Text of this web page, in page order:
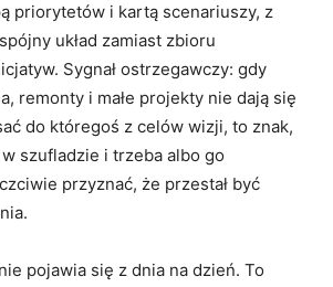
priorytetów i kartą scenariuszy, z
układ zamiast zbioru
Sygnał ostrzegawczy: gdy
remonty i małe projekty nie dają się
do któregoś z celów wizji, to znak,
szufladzie i trzeba albo go
przyznać, że przestał być
pojawia się z dnia na dzień. To